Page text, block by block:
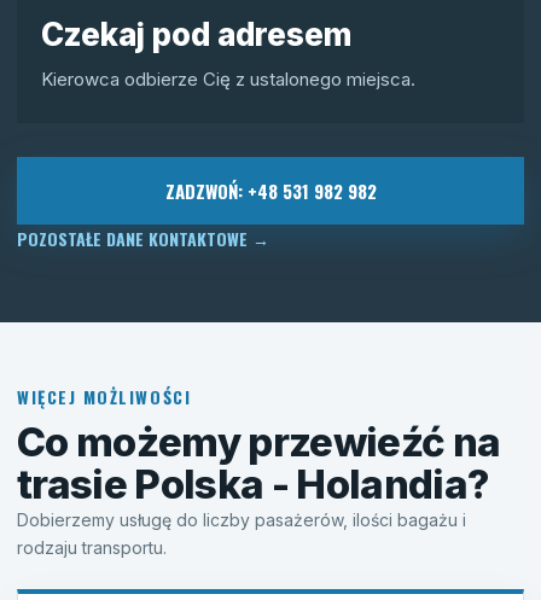
Czekaj pod adresem
Kierowca odbierze Cię z ustalonego miejsca.
ZADZWOŃ: +48 531 982 982
POZOSTAŁE DANE KONTAKTOWE →
WIĘCEJ MOŻLIWOŚCI
Co możemy przewieźć na
trasie Polska - Holandia?
Dobierzemy usługę do liczby pasażerów, ilości bagażu i
rodzaju transportu.